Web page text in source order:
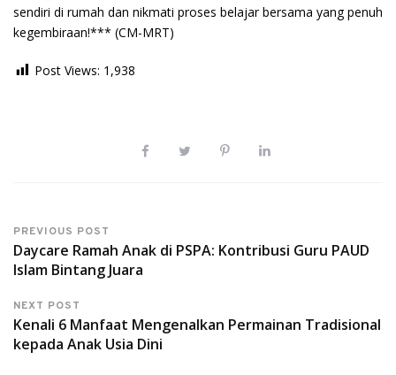
sendiri di rumah dan nikmati proses belajar bersama yang penuh
kegembiraan!*** (CM-MRT)
Post Views: 1,938
PREVIOUS POST
Daycare Ramah Anak di PSPA: Kontribusi Guru PAUD
Islam Bintang Juara
NEXT POST
Kenali 6 Manfaat Mengenalkan Permainan Tradisional
kepada Anak Usia Dini